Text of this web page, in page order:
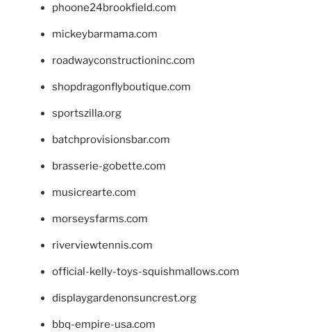
phoone24brookfield.com
mickeybarmama.com
roadwayconstructioninc.com
shopdragonflyboutique.com
sportszilla.org
batchprovisionsbar.com
brasserie-gobette.com
musicrearte.com
morseysfarms.com
riverviewtennis.com
official-kelly-toys-squishmallows.com
displaygardenonsuncrest.org
bbq-empire-usa.com